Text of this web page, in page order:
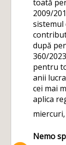
toată
2009/
sistemul
după
360/
pentru
anii
cei mai
aplica
miercuri,
Nemo